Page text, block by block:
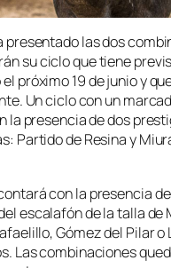
presentado las dos
su ciclo que tiene
próximo 19 de junio y
Un ciclo con un
la presencia de dos
Partido de Resina y
con la presencia
escalafón de la talla de
Gómez del Pilar o
Las combinaciones